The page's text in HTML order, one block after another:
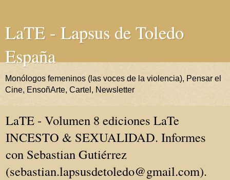
LaTE - Lapsus de Toledo
España
Monólogos femeninos (las voces de la violencia), Pensar el
Cine, EnsoñArte, Cartel, Newsletter
LaTE - Volumen 8 ediciones LaTe
INCESTO & SEXUALIDAD. Informes
con Sebastian Gutiérrez
(sebastian.lapsusdetoledo@gmail.com).